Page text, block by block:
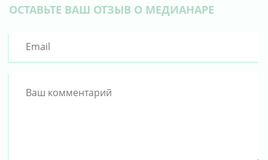
ОСТАВЬТЕ ВАШ ОТЗЫВ О МЕДИАНАРЕ